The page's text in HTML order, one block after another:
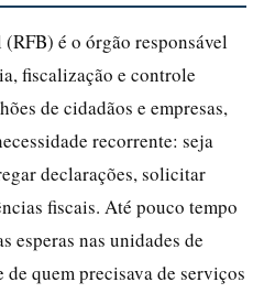
é o órgão responsável
fiscalização e controle
de cidadãos e empresas,
recorrente: seja
declarações, solicitar
fiscais. Até pouco tempo
esperas nas unidades de
quem precisava de serviços